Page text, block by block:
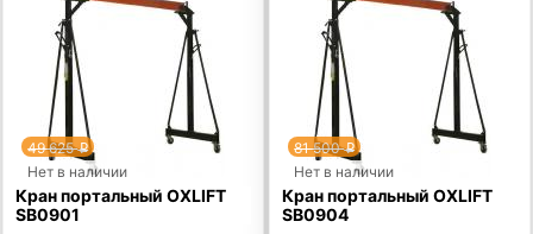
49 625p
Нет в наличии
Кран портальный OXLIFT
SB0901
81 500p
Нет в наличии
Кран портальный OXLIFT
SB0904